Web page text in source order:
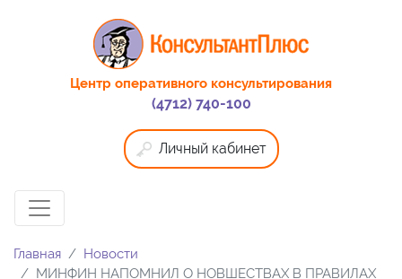
Центр оперативного консультирования
(4712) 740-100
Личный кабинет
Главная
Новости
МИНФИН НАПОМНИЛ О НОВШЕСТВАХ В ПРАВИЛАХ